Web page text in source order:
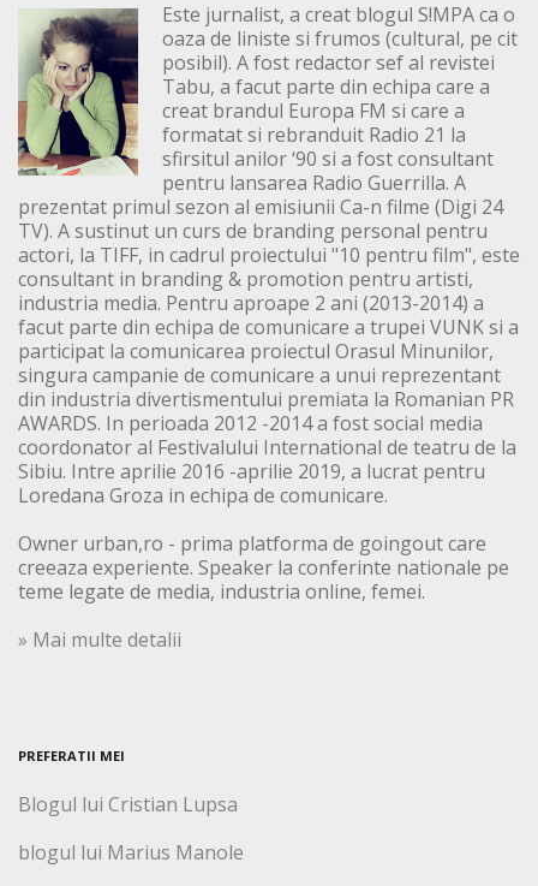
Este jurnalist, a creat blogul S!MPA ca o
oaza de liniste si frumos (cultural, pe cit
posibil). A fost redactor sef al revistei
Tabu, a facut parte din echipa care a
creat brandul Europa FM si care a
formatat si rebranduit Radio 21 la
sfirsitul anilor ‘90 si a fost consultant
pentru lansarea Radio Guerrilla. A
prezentat primul sezon al emisiunii Ca-n filme (Digi 24
TV). A sustinut un curs de branding personal pentru
actori, la TIFF, in cadrul proiectului "10 pentru film", este
consultant in branding & promotion pentru artisti,
industria media. Pentru aproape 2 ani (2013-2014) a
facut parte din echipa de comunicare a trupei VUNK si a
participat la comunicarea proiectul Orasul Minunilor,
singura campanie de comunicare a unui reprezentant
din industria divertismentului premiata la Romanian PR
AWARDS. In perioada 2012 -2014 a fost social media
coordonator al Festivalului International de teatru de la
Sibiu. Intre aprilie 2016 -aprilie 2019, a lucrat pentru
Loredana Groza in echipa de comunicare.
Owner urban,ro - prima platforma de goingout care
creeaza experiente. Speaker la conferinte nationale pe
teme legate de media, industria online, femei.
» Mai multe detalii
PREFERATII MEI
Blogul lui Cristian Lupsa
blogul lui Marius Manole